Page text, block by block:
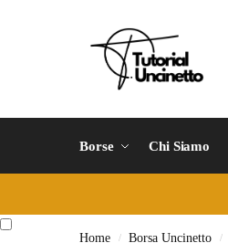
Borse Chi Siamo
Home / Borsa Uncinetto /